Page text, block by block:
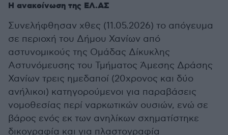
Η ανακοίνωση της ΕΛ.ΑΣ
Συνελήφθησαν χθες (11.05.2026) το απόγευμα
σε περιοχή του Δήμου Χανίων από
αστυνομικούς της Ομάδας Δίκυκλης
Αστυνόμευσης του Τμήματος Άμεσης Δράσης
Χανίων τρεις ημεδαποί (20χρονος και δύο
ανήλικοι) κατηγορούμενοι για παραβάσεις
νομοθεσίας περί ναρκωτικών ουσιών, ενώ σε
βάρος ενός εκ των ανηλίκων σχηματίστηκε
δικογραφία και για πλαστογραφία